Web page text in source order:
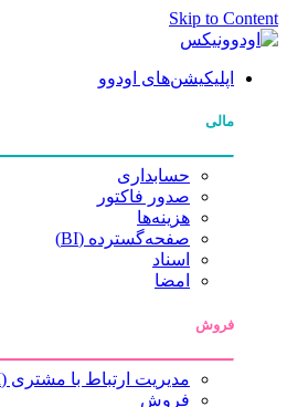
Skip to Content
اپلیکیشن‌های اودوو
مالی
حسابداری
صدور فاکتور
هزینه‌ها
صفحه‌گسترده (BI)
اسناد
امضا
فروش
مدیریت ارتباط با مشتری (CRM)
فروش